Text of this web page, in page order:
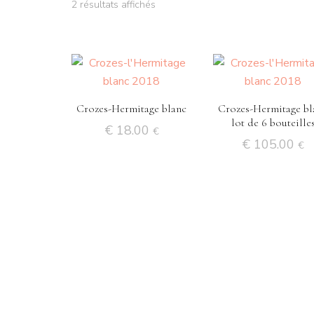
2 résultats affichés
Crozes-Hermitage blanc
€18.00 €
Crozes-Hermitage
lot de 6 bouteilles
€ 105.00 €